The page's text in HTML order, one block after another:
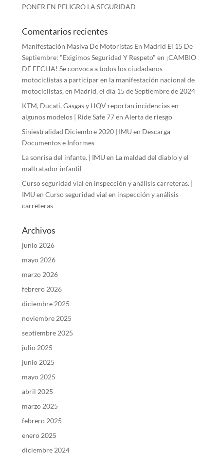
PONER EN PELIGRO LA SEGURIDAD
Comentarios recientes
Manifestación Masiva De Motoristas En Madrid El 15 De
Septiembre: "Exigimos Seguridad Y Respeto" en ¡CAMBIO
DE FECHA! Se convoca a todos los ciudadanos
motociclistas a participar en la manifestación nacional de
motociclistas, en Madrid, el día 15 de Septiembre de 2024
KTM, Ducati, Gasgas y HQV reportan incidencias en
algunos modelos | Ride Safe 77en Alerta de riesgo
Siniestralidad Diciembre 2020 | IMU en Descarga
Documentos e Informes
La sonrisa del infante. | IMU en La maldad del diablo y el
maltratador infantil
Curso seguridad vial en inspección y análisis carreteras. |
IMU en Curso seguridad vial en inspección y análisis
carreteras
Archivos
junio 2026
mayo 2026
marzo 2026
febrero 2026
diciembre 2025
noviembre 2025
septiembre 2025
julio 2025
junio 2025
mayo 2025
abril 2025
marzo 2025
febrero 2025
enero 2025
diciembre 2024